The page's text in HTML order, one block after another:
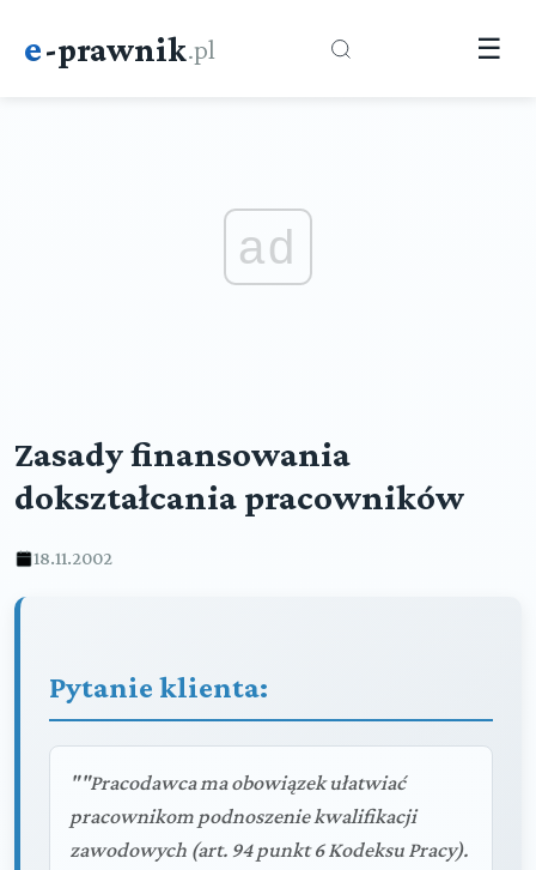
e-prawnik.pl ☰
ad
Zasady finansowania
dokształcania pracowników
18.11.2002
Pytanie klienta:
""Pracodawca ma obowiązek ułatwiać
pracownikom podnoszenie kwalifikacji
zawodowych (art. 94 punkt 6 Kodeksu Pracy).